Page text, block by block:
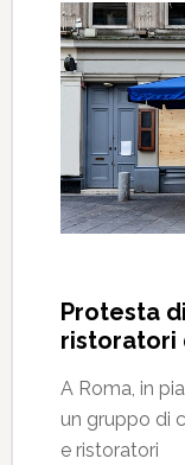
Protesta
ristoratori
A Roma, in
un gruppo di
e ristoratori